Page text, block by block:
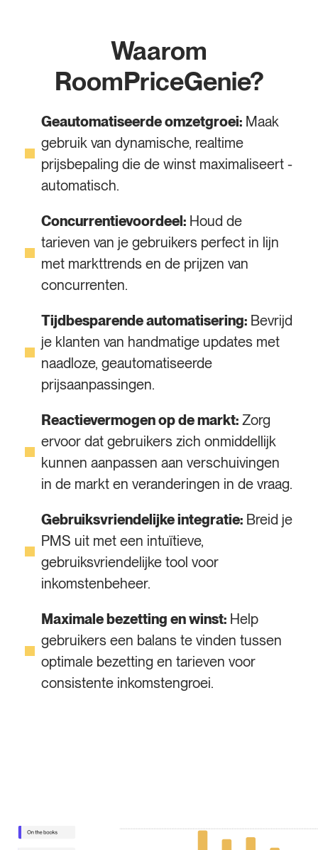
Waarom
RoomPriceGenie?
Geautomatiseerde omzetgroei:Maak
gebruik van dynamische, realtime
prijsbepaling die de winst maximaliseert -
automatisch.
Concurrentievoordeel:Houd de
tarieven van je gebruikers perfect in lijn
met markttrends en de prijzen van
concurrenten.
Tijdbesparende automatisering:Bevrijd
je klanten van handmatige updates met
naadloze, geautomatiseerde
prijsaanpassingen.
Reactievermogen op de markt:Zorg
ervoor dat gebruikers zich onmiddellijk
kunnen aanpassen aan verschuivingen
in de markt en veranderingen in de vraag.
Gebruiksvriendelijke integratie:Breid je
PMS uit met een intuïtieve,
gebruiksvriendelijke tool voor
inkomstenbeheer.
Maximale bezetting en winst:Help
gebruikers een balans te vinden tussen
optimale bezetting en tarieven voor
consistente inkomstengroei.